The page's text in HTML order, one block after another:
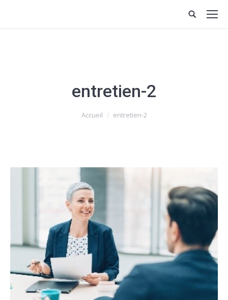
entretien-2
Accueil entretien-2